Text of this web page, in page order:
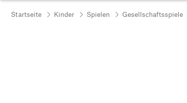
Startseite Kinder Spielen Gesellschaftsspiele